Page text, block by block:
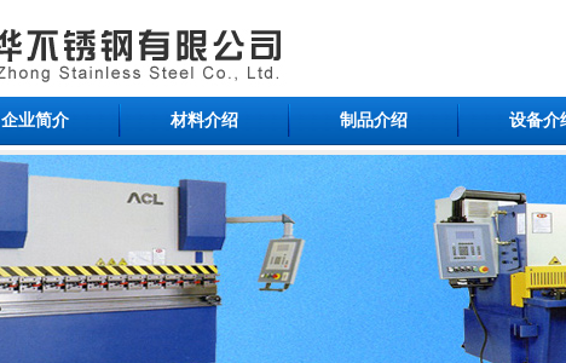
企业简介 材料介绍 制品介绍 设备介